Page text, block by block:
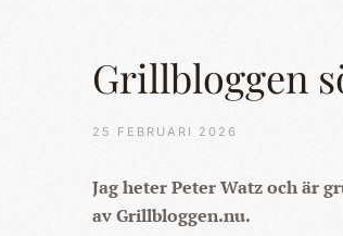
Grillbloggen
25 FEBRUARI 2026
Jag heter Peter Watz och är
av Grillbloggen.nu.